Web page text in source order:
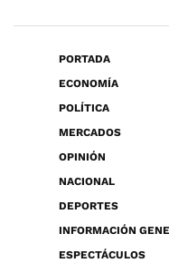
PORTADA
ECONOMÍA
POLÍTICA
MERCADOS
OPINIÓN
NACIONAL
DEPORTES
INFORMACIÓN
ESPECTÁCULOS